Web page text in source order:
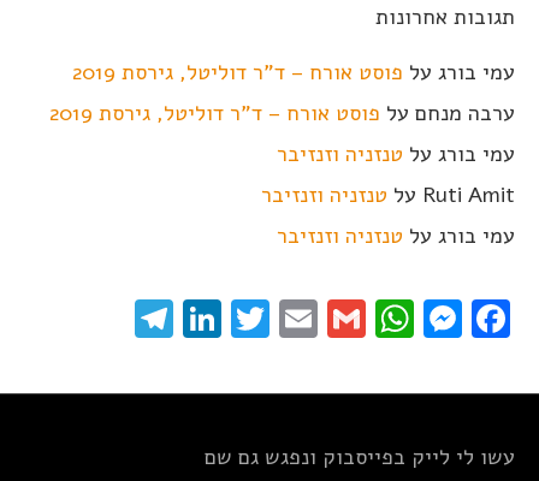
תגובות אחרונות
עמי בורג על פוסט אורח – ד"ר דוליטל, גירסת 2019
ערבה מנחם על פוסט אורח – ד"ר דוליטל, גירסת 2019
עמי בורג על טנזניה וזנזיבר
Ruti Amit על טנזניה וזנזיבר
עמי בורג על טנזניה וזנזיבר
Facebook
Messenger
WhatsApp
Gmail
Email
Twitter
LinkedIn
עשו לי לייק בפייסבוק ונפגש גם שם